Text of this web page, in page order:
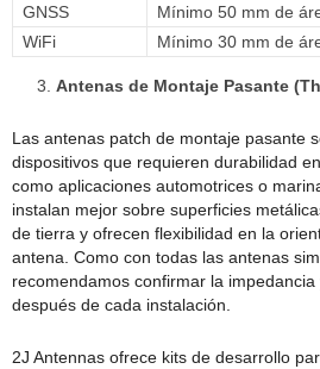
GNSS
Mínimo 50 mm de
WiFi
Mínimo 30 mm de
Antenas de Montaje Pasante
Las antenas patch de montaje pasante
dispositivos que requieren durabilidad
como aplicaciones automotrices o
instalan mejor sobre superficies
de tierra y ofrecen flexibilidad en la
antena. Como con todas las antenas
recomendamos confirmar la
después de cada instalación.
2J Antennas ofrece kits de desarrollo